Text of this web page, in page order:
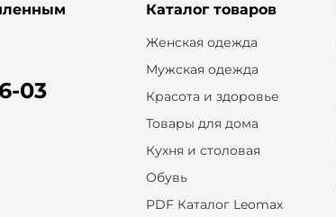
03
Каталог товаров
Женская одежда
Мужская одежда
Красота и здоровье
Товары для дома
Кухня и столовая
Обувь
PDF Каталог Leomax